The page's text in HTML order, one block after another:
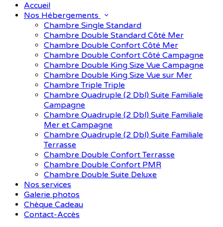
Accueil
Nos Hébergements
Chambre Single Standard
Chambre Double Standard Côté Mer
Chambre Double Confort Côté Mer
Chambre Double Confort Côté Campagne
Chambre Double King Size Vue Campagne
Chambre Double King Size Vue sur Mer
Chambre Triple Triple
Chambre Quadruple (2 Dbl) Suite Familiale
Campagne
Chambre Quadruple (2 Dbl) Suite Familiale
Mer et Campagne
Chambre Quadruple (2 Dbl) Suite Familiale
Terrasse
Chambre Double Confort Terrasse
Chambre Double Confort PMR
Chambre Double Suite Deluxe
Nos services
Galerie photos
Chèque Cadeau
Contact-Accès